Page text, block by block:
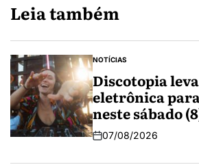
Leia também
NOTÍCIAS
Discotopia
eletrônica
neste sábado
07/08/2026